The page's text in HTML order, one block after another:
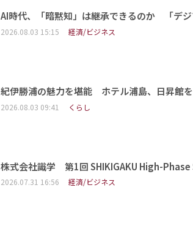
AI時代、「暗黙知」は継承できるのか 「デ
2026.08.03 15:15 経済/ビジネス
紀伊勝浦の魅力を堪能 ホテル浦島、日昇館
2026.08.03 09:41 くらし
株式会社識学 第1回 SHIKIGAKU High-
2026.07.31 16:56 経済/ビジネス